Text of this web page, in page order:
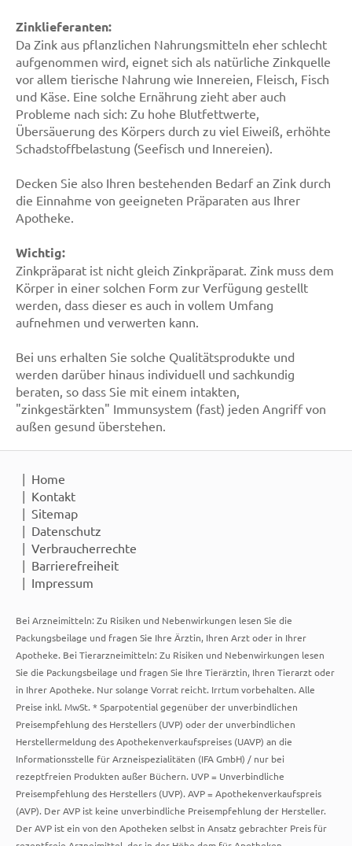
Zinklieferanten:
Da Zink aus pflanzlichen Nahrungsmitteln eher schlecht
aufgenommen wird, eignet sich als natürliche Zinkquelle
vor allem tierische Nahrung wie Innereien, Fleisch, Fisch
und Käse. Eine solche Ernährung zieht aber auch
Probleme nach sich: Zu hohe Blutfettwerte,
Übersäuerung des Körpers durch zu viel Eiweiß, erhöhte
Schadstoffbelastung (Seefisch und Innereien).
Decken Sie also Ihren bestehenden Bedarf an Zink durch
die Einnahme von geeigneten Präparaten aus Ihrer
Apotheke.
Wichtig:
Zinkpräparat ist nicht gleich Zinkpräparat. Zink muss dem
Körper in einer solchen Form zur Verfügung gestellt
werden, dass dieser es auch in vollem Umfang
aufnehmen und verwerten kann.
Bei uns erhalten Sie solche Qualitätsprodukte und
werden darüber hinaus individuell und sachkundig
beraten, so dass Sie mit einem intakten,
"zinkgestärkten" Immunsystem (fast) jeden Angriff von
außen gesund überstehen.
Home
Kontakt
Sitemap
Datenschutz
Verbraucherrechte
Barrierefreiheit
Impressum
Bei Arzneimitteln: Zu Risiken und Nebenwirkungen lesen Sie die
Packungsbeilage und fragen Sie Ihre Ärztin, Ihren Arzt oder in Ihrer
Apotheke. Bei Tierarzneimitteln: Zu Risiken und Nebenwirkungen lesen
Sie die Packungsbeilage und fragen Sie Ihre Tierärztin, Ihren Tierarzt oder
in Ihrer Apotheke. Nur solange Vorrat reicht. Irrtum vorbehalten. Alle
Preise inkl. MwSt. * Sparpotential gegenüber der unverbindlichen
Preisempfehlung des Herstellers (UVP) oder der unverbindlichen
Herstellermeldung des Apothekenverkaufspreises (UAVP) an die
Informationsstelle für Arzneispezialitäten (IFA GmbH) / nur bei
rezeptfreien Produkten außer Büchern. UVP = Unverbindliche
Preisempfehlung des Herstellers (UVP). AVP = Apothekenverkaufspreis
(AVP). Der AVP ist keine unverbindliche Preisempfehlung der Hersteller.
Der AVP ist ein von den Apotheken selbst in Ansatz gebrachter Preis für